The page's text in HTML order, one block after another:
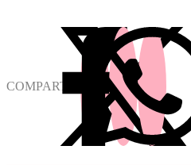
COMPARTIR